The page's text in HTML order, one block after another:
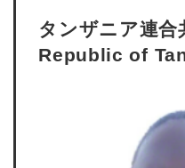
タンザニア連合
Republic of